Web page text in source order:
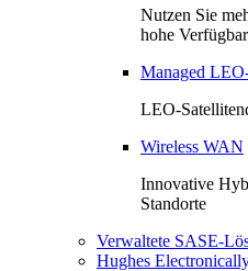
Nutzen Sie
hohe
Managed
LEO-
Wireless WAN
Innovative
Standorte
Verwaltete SASE-
Hughes